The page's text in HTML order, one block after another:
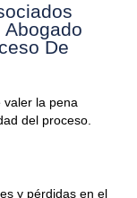
Abogado
De
valer la pena
del proceso.
y pérdidas en el